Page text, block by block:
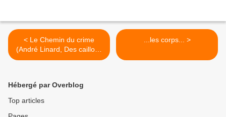
< Le Chemin du crime
(André Linard, Des cailloux
dans les chaussures)
...les corps... >
Hébergé par Overblog
Top articles